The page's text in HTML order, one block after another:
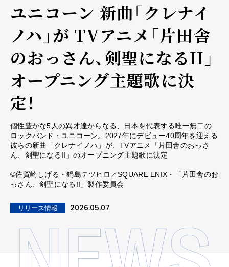
ユニコーン 新曲「クレナイ
ノハ」が TVアニメ「片田舎
のおっさん、剣聖になるII」
オープニング主題歌に決
定！
個性豊かな5人の異才達からなる、日本を代表する唯一無二の
ロックバンド・ユニコーン。2027年にデビュー40周年を迎える
彼らの新曲「クレナイノハ」が、TVアニメ「片田舎のおっさ
ん、剣聖になるII」のオープニング主題歌に決定
©佐賀崎しげる・鍋島テツヒロ／SQUARE ENIX・「片田舎のお
っさん、剣聖になるII」製作委員会
リリース情報 2026.05.07